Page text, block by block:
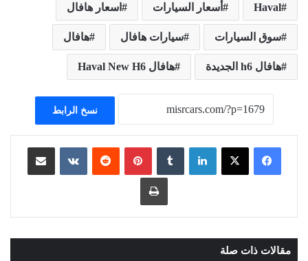
Haval أسعار السيارات اسعار هافال
سوق السيارات سيارات هافال هافال
هافال h6 الجديدة هافال Haval New H6
نسخ الرابط
لينكدإن ‏Tumblr بينتيريست
‏Reddit
‏VKontakte مشاركة عبر البريد
طباعة
مقالات ذات صلة